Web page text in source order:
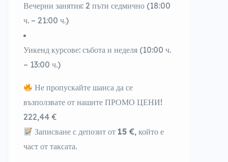
Вечерни занятия: 2 пъти седмично (18:00
ч. – 21:00 ч.)
Уикенд курсове: събота и неделя (10:00 ч.
– 13:00 ч.)
Не пропускайте шанса да се
възползвате от нашите ПРОМО ЦЕНИ!
222,44 €
Записване сдепозит от 15€, който е
част от таксата.